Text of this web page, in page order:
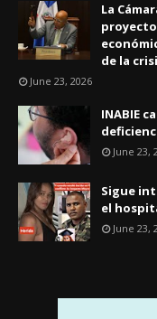
La
de la
June 23, 2026
INABIE
June 23,
Sigue
el
June 23,